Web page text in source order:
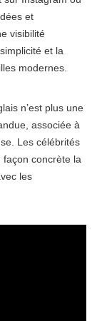
et
visibilité
et la
modernes.
n’est plus une
associée à
Les célébrités
façon concrète la
les